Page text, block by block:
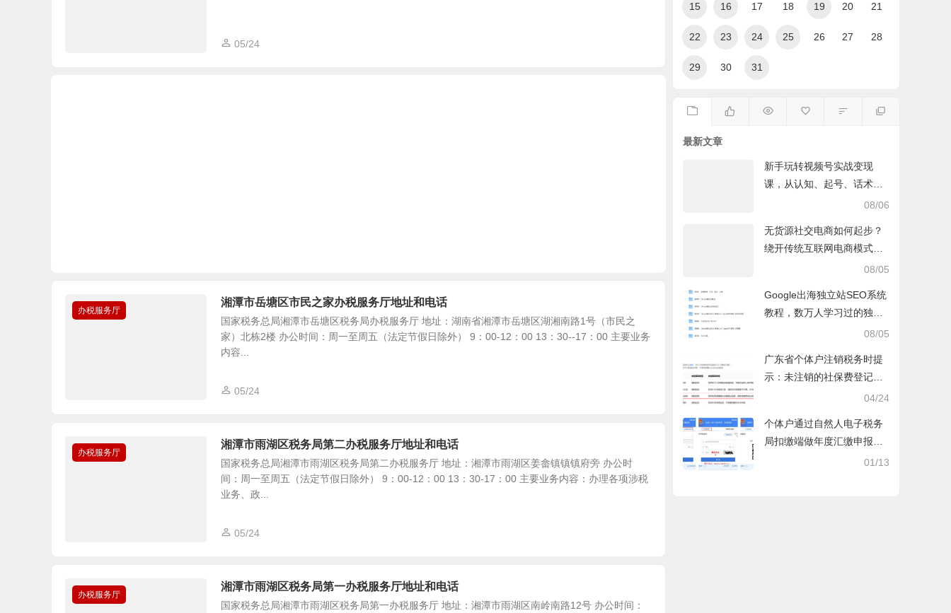
05/24
办税服务厅
湘潭市岳塘区市民之家办税服务厅地址和电话
国家税务总局湘潭市岳塘区税务局办税服务厅 地址：湖南省湘潭市岳塘区湖湘南路1号（市民之
家）北栋2楼 办公时间：周一至周五（法定节假日除外） 9：00-12：00 13：30--17：00 主要业务
内容...
05/24
办税服务厅
湘潭市雨湖区税务局第二办税服务厅地址和电话
国家税务总局湘潭市雨湖区税务局第二办税服务厅 地址：湘潭市雨湖区姜畲镇镇镇府旁 办公时
间：周一至周五（法定节假日除外） 9：00-12：00 13：30-17：00 主要业务内容：办理各项涉税
业务、政...
05/24
办税服务厅
湘潭市雨湖区税务局第一办税服务厅地址和电话
国家税务总局湘潭市雨湖区税务局第一办税服务厅 地址：湘潭市雨湖区南岭南路12号 办公时间：
15 16 17 18 19 20 21
22 23 24 25 26 27 28
29 30 31
最新文章
新手玩转视频号实战变现
课，从认知、起号、话术、
选品、开播到投放的全链路
08/06
无货源社交电商如何起步？
绕开传统互联网电商模式撒
豆成兵，实现跨平台交易实
08/05
Google出海独立站SEO系统
教程，数万人学习过的独立
08/05
广东省个体户注销税务时提
示：未注销的社保费登记信
04/24
个体户通过自然人电子税务
局扣缴端做年度汇缴申报税
时显示要交税，不是可以免
01/13